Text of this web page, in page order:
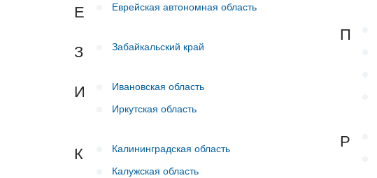
Е Еврейская автономная область
З Забайкальский край
И
Ивановская область
Иркутская область
К
Калининградская область
Калужская область
П
Р